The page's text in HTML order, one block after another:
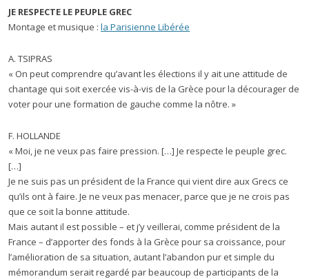
JE RESPECTE LE PEUPLE GREC
Montage et musique : la Parisienne Libérée
A. TSIPRAS
« On peut comprendre qu’avant les élections il y ait une attitude de
chantage qui soit exercée vis-à-vis de la Grèce pour la décourager de
voter pour une formation de gauche comme la nôtre. »
F. HOLLANDE
« Moi, je ne veux pas faire pression. […] Je respecte le peuple grec.
[…]
Je ne suis pas un président de la France qui vient dire aux Grecs ce
qu’ils ont à faire. Je ne veux pas menacer, parce que je ne crois pas
que ce soit la bonne attitude.
Mais autant il est possible – et j’y veillerai, comme président de la
France – d’apporter des fonds à la Grèce pour sa croissance, pour
l’amélioration de sa situation, autant l’abandon pur et simple du
mémorandum serait regardé par beaucoup de participants de la